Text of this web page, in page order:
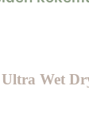
Wet